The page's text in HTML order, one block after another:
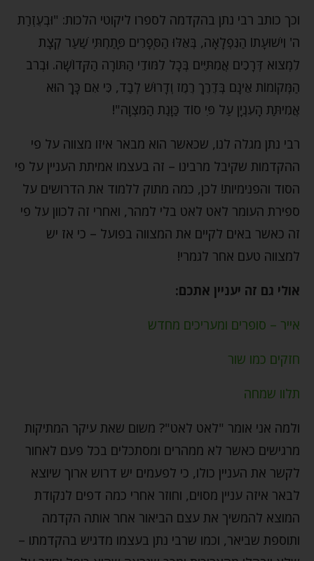
וכך כותב רבי נתן בהקדמה לספרו ליקוטי הלכות: "וּבְעֶזְרַת
ה' וִישׁוּעָתוֹ הַנִּפְלָאָה, בְּאֵלּוּ הַסְּפָרִים פָּתַחְתִּי שַׁעַר קְצָת
לִמְצֹוא דְּרָכִים אֲמִתִּיִּים בְּכָל לִמּוּדֵי הַתּוֹרָה הַקְּדוֹשָׁה. וּבְרֹב
הַמְּקוֹמוֹת אֵינָם בְּדֶרֶךְ רֶמֶז וְדָרוּשׁ לְבַד, כִּי אִם כָּךְ הוּא
אֲמִיתַּת הָעִנְיָן עַל פִּי סוֹד כַּוָּנַת הַמִּצְוָה"!
רבי נתן מגלה לנו, שכאשר הוא מבאר איזו מצווה על פי
ההקדמות שקיבל מרבינו – זה בעצמו אמיתת העניין על פי
הסוד והפנימיות! לכן, כמה מתוק ללמוד את הדרושים על
ספירת העומר לאט לאט בלי למהר, ואחרי זה לכוון על פי
זה כאשר באים לקיים את המצווה בפועל – כי אז יש
למצווה טעם אחר לגמרי!
אולי גם זה יעניין אתכם:
אייר – סופרים ומעריכים מחדש
חזקים כמו שור
תלוו שמחה
ולמה אני אומר "לאט לאט"? משום שאת עיקר המתיקות
מרגישים כאשר לא ממהרים ומסתכלים בכל פעם לאחור
לקשר את העניין כולו, כי לפעמים יש דרוש ארוך שיוצא
לבאר איזה עניין מסוים, וחוזר אחרי כמה דפים לנקודת
המוצא להמשיך את עצם הביאור אחר אותה הקדמה
ותוספת שביאר, וכמו שרבי נתן בעצמו מדגיש בהקדמתו –